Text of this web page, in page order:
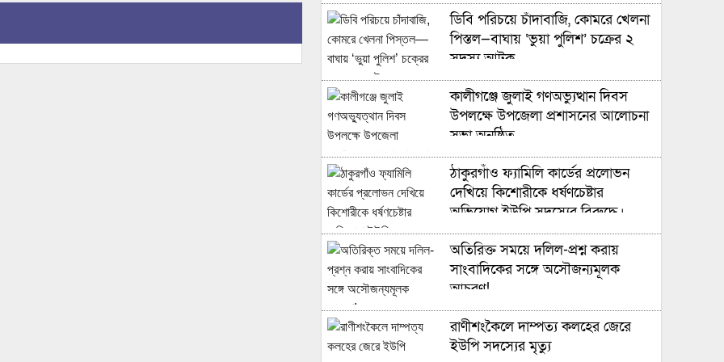
ডিবি পরিচয়ে চাঁদাবাজি, কোমরে খেলনা
পিস্তল—বাঘায় ‘ভুয়া পুলিশ’ চক্রের ২
সদস্য আটক
কালীগঞ্জে জুলাই গণঅভ্যুত্থান দিবস
উপলক্ষে উপজেলা প্রশাসনের আলোচনা
সভা অনুষ্ঠিত
ঠাকুরগাঁও ফ্যামিলি কার্ডের প্রলোভন
দেখিয়ে কিশোরীকে ধর্ষণচেষ্টার
অভিযোগ ইউপি সদস্যের বিরুদ্ধে।
অতিরিক্ত সময়ে দলিল-প্রশ্ন করায়
সাংবাদিকের সঙ্গে অসৌজন্যমূলক
আচরণ!
রাণীশংকৈলে দাম্পত্য কলহের জেরে
ইউপি সদস্যের মৃত্যু